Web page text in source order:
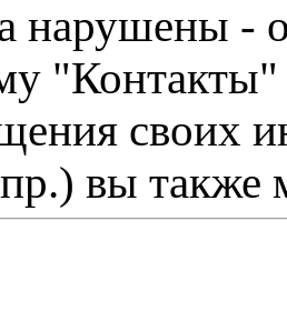
нарушены -
"Контакты"
своих
вы также